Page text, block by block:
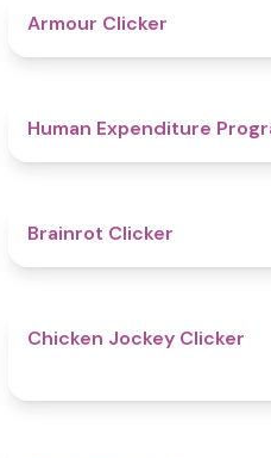
Armour Clicker
Human Expenditure
Brainrot Clicker
Chicken Jockey Clicker